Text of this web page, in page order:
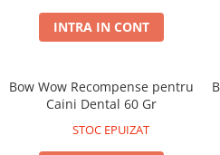
Articole Periaj si Descalcit
Forfecute si Clesti
Cosuri, Culcusuri si Perne
Recompense si Delicii pentru Pisici
Sisaluri si Ansambluri de Joaca
Cosuri, Culcusuri si Perne
Litiere si Accesorii
INTRA IN CONT
Bow Wow Recompense pentru
Caini Dental 60 Gr
STOC EPUIZAT